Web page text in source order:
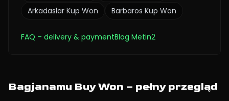
Arkadaslar Kup Won Barbaros Kup Won
FAQ – delivery & paymentBlog Metin2
Bagjanamu Buy Won – pełny przegląd